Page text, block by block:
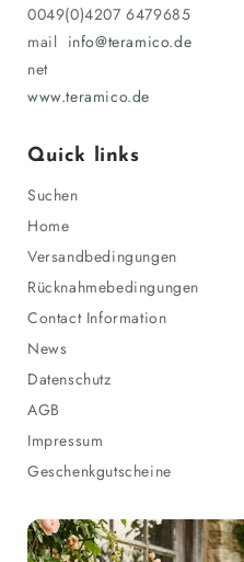
0049(0)4207 6479685
mail info@teramico.de
net
www.teramico.de
Quick links
Suchen
Home
Versandbedingungen
Rücknahmebedingungen
Contact Information
News
Datenschutz
AGB
Impressum
Geschenkgutscheine